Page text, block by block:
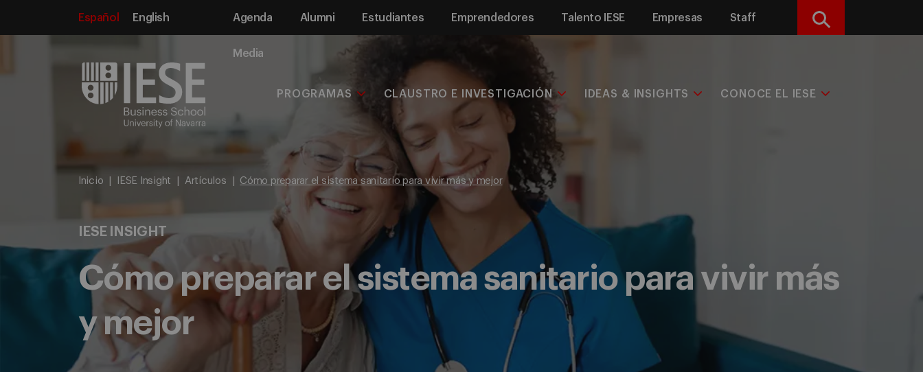
Español English Agenda Alumni Estudiantes Emprendedores Talento IESE Empresas Staff
Media
Buscar
PROGRAMAS CLAUSTRO E INVESTIGACIÓN IDEAS & INSIGHTS CONOCE EL IESE
Inicio IESE Insight Artículos Cómo preparar el sistema sanitario para vivir más y mejor
IESE INSIGHT
Cómo preparar el sistema sanitario para vivir más
y mejor